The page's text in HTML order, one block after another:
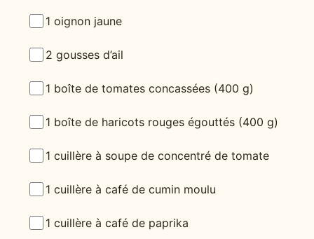
1 oignon jaune
2 gousses d’ail
1 boîte de tomates concassées (400 g)
1 boîte de haricots rouges égouttés (400 g)
1 cuillère à soupe de concentré de tomate
1 cuillère à café de cumin moulu
1 cuillère à café de paprika